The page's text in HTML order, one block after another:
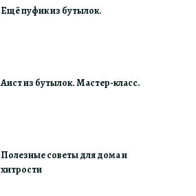
Ещё пуфик из бутылок.
Аист из бутылок. Мастер-класс.
Полезные советы для дома и
хитрости